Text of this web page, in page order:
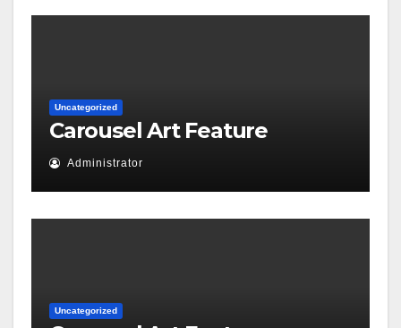
Uncategorized
Carousel Art Feature
Administrator
Uncategorized